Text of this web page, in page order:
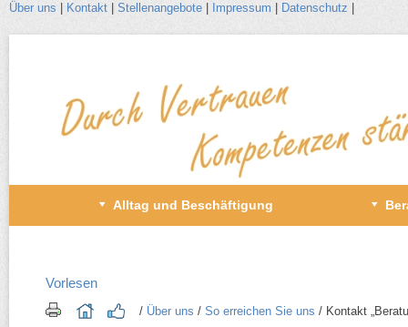
Über uns Kontakt Stellenangebote Impressum Datenschutz
Alltag und Beschäftigung
Vorlesen
/​ Über uns /​ So erreichen Sie uns /​ Kontakt